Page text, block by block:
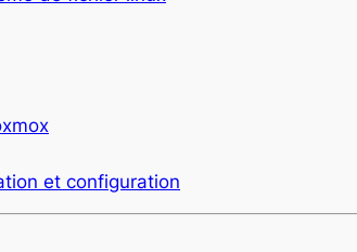
et configuration